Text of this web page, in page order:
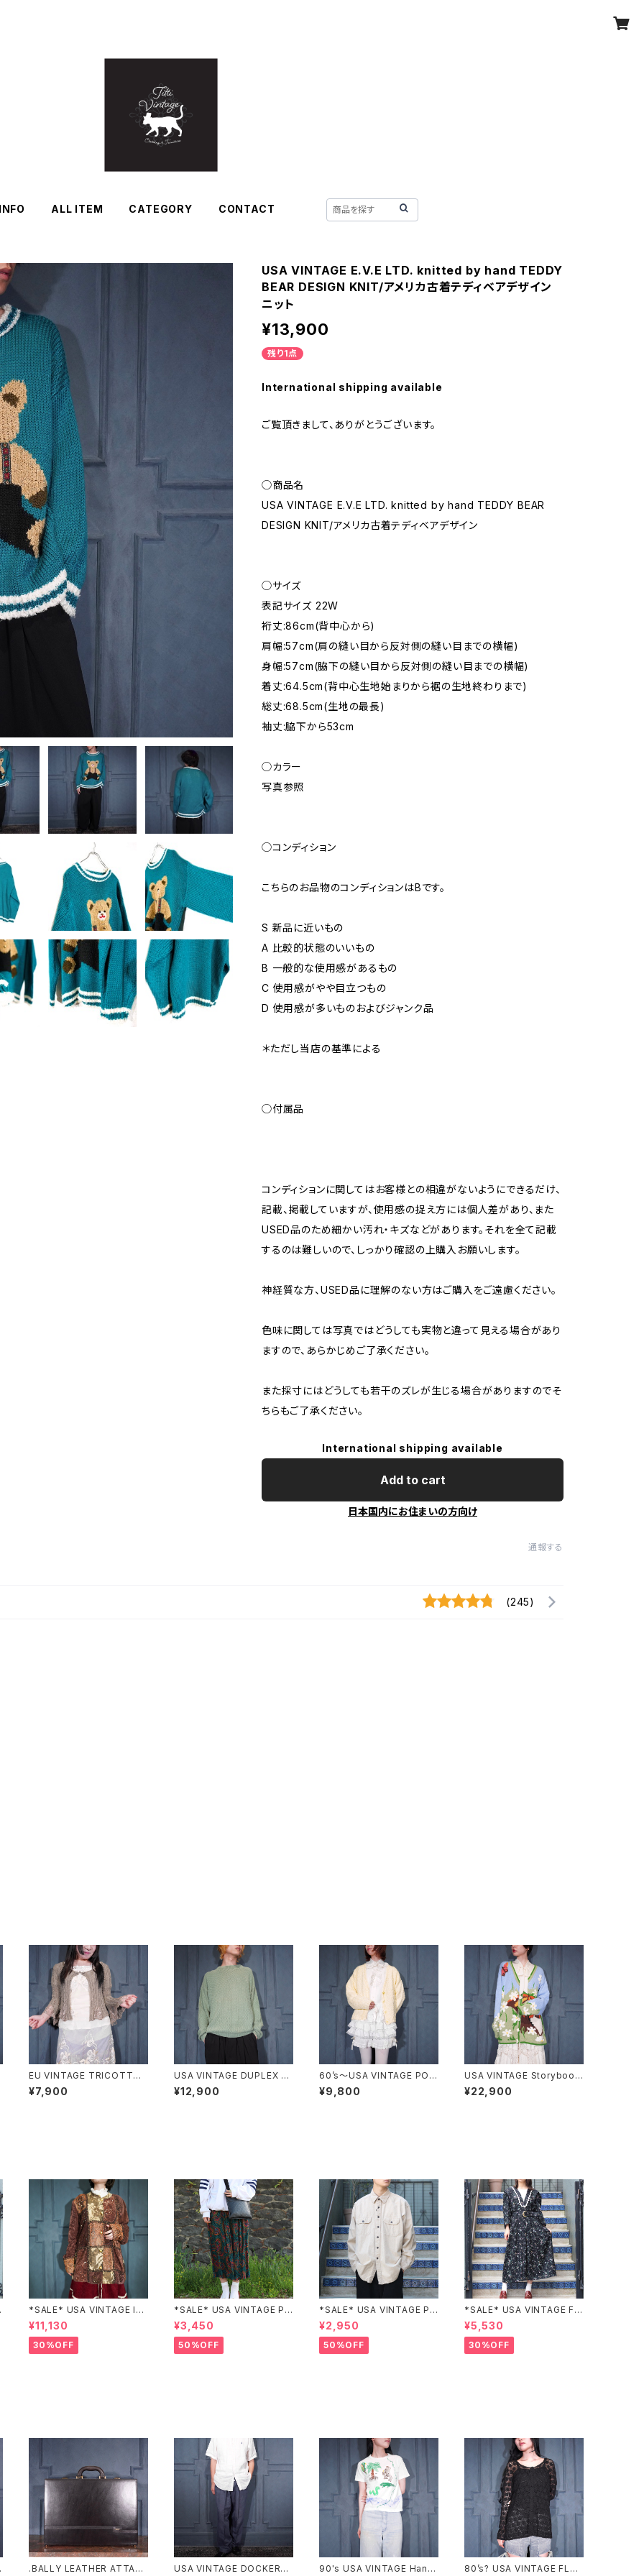
ALL ITEM CATEGORY CONTACT
USA VINTAGE E.V.E LTD. knitted by hand TEDDY
BEAR DESIGN KNIT/アメリカ古着テディベアデザイン
ニット
¥13,900
残り1点
International shipping available
ご覧頂きまして、ありがとうございます。
◯商品名
USA VINTAGE E.V.E LTD. knitted by hand TEDDY BEAR
DESIGN KNIT/アメリカ古着テディベアデザイン
◯サイズ
表記サイズ 22W
裄丈:86cm(背中心から)
肩幅:57cm(肩の縫い目から反対側の縫い目までの横幅)
身幅:57cm(脇下の縫い目から反対側の縫い目までの横幅)
着丈:64.5cm(背中心生地始まりから裾の生地終わりまで)
総丈:68.5cm(生地の最長)
袖丈:脇下から53cm
◯カラー
写真参照
◯コンディション
こちらのお品物のコンディションはBです。
S 新品に近いもの
A 比較的状態のいいもの
B 一般的な使用感があるもの
C 使用感がやや目立つもの
D 使用感が多いものおよびジャンク品
＊ただし当店の基準による
◯付属品
コンディションに関してはお客様との相違がないようにできるだけ、
記載、掲載していますが、使用感の捉え方には個人差があり、また
USED品のため細かい汚れ・キズなどがあります。それを全て記載
するのは難しいので、しっかり確認の上購入お願いします。
神経質な方、USED品に理解のない方はご購入をご遠慮ください。
色味に関しては写真ではどうしても実物と違って見える場合があり
ますので、あらかじめご了承ください。
また採寸にはどうしても若干のズレが生じる場合がありますのでそ
ちらもご了承ください。
International shipping available
Add to cart
日本国内にお住まいの方向け
通報する
(245)
EU VINTAGE TRICOTTO
CHINA BUTTON LACE FL
ARE SLEEVE DESIGN KNI
¥7,900
USA VINTAGE DUPLEX W
OVEN DESIGN COTTON
RAMIE KNIT/アメリカ古着織
¥12,900
60’s〜USA VINTAGE POC
OPOCO KNIT CARDIGAN/
60年代〜アメリカ古着ぽこぽ
¥9,800
USA VINTAGE Storybook
Knits FLOWER BUTTON
EMBROIDERY CAT DESIG
¥22,900
*SALE* USA VINTAGE Ind
igo moon PATCHWORK E
MBROIDERY DESIGN JAC
KET/アメリカ古着パッチワー
ク刺繍ジャケット
¥11,130
30%OFF
*SALE* USA VINTAGE PAI
SLEY PATTERNED DESIG
N SKIRT/アメリカ古着ペイズ
リー柄デザインスカート
¥3,450
50%OFF
*SALE* USA VINTAGE PO
CKET DESIGN SHIRT/アメ
リカ古着ポケットデザインシャ
ツ
¥2,950
50%OFF
*SALE* USA VINTAGE FL
OWER PATTERNED LACE
COLLAR BELTED ONE PIE
CE/アメリカ古着花柄レース
襟ベルテッドワンピース
¥5,530
30%OFF
.BALLY LEATHER ATTAC
USA VINTAGE DOCKERS
90's USA VINTAGE Hane
80’s? USA VINTAGE FLO